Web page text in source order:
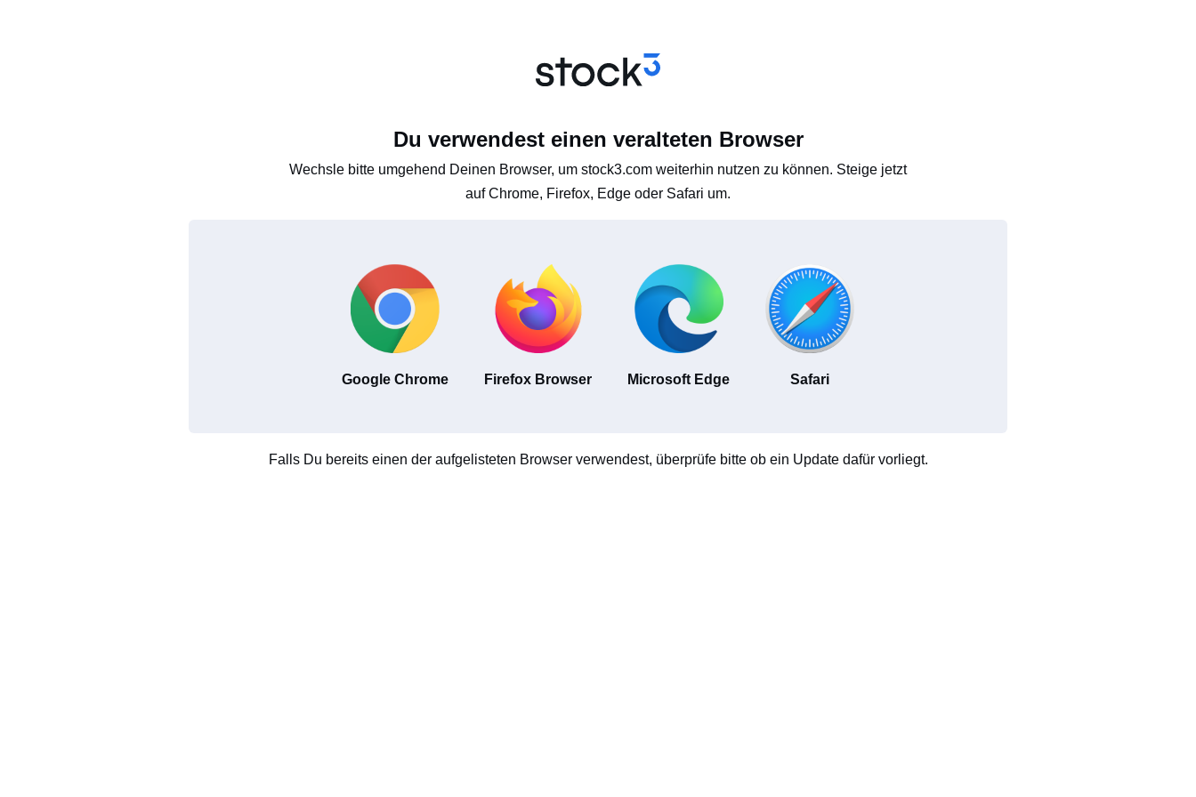
Du verwendest einen veralteten Browser
Wechsle bitte umgehend Deinen Browser, um stock3.com weiterhin nutzen zu können. Steige jetzt
auf Chrome, Firefox, Edge oder Safari um.
Google Chrome Firefox Browser Microsoft Edge Safari
Falls Du bereits einen der aufgelisteten Browser verwendest, überprüfe bitte ob ein Update dafür vorliegt.